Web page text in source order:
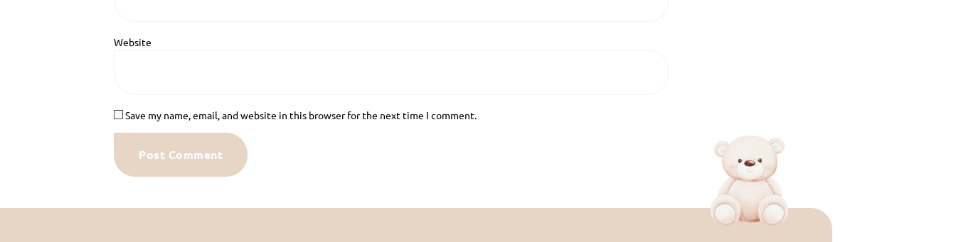
Website
Save my name, email, and website in this browser for the next time I comment.